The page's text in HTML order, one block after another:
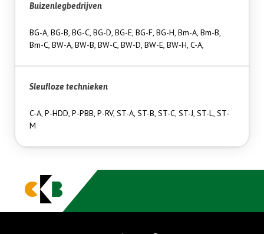
Buizenlegbedrijven
BG-A, BG-B, BG-C, BG-D, BG-E, BG-F, BG-H, Bm-A, Bm-B,
Bm-C, BW-A, BW-B, BW-C, BW-D, BW-E, BW-H, C-A,
Sleufloze technieken
C-A, P-HDD, P-PBB, P-RV, ST-A, ST-B, ST-C, ST-J, ST-L, ST-
M